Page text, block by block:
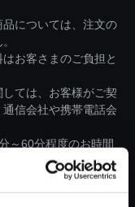
品については、注文の
お客さまのご負担と
ては、お客様がご契
信会社や携帯電話会
～60分程度のお時間
の際には、通信環境